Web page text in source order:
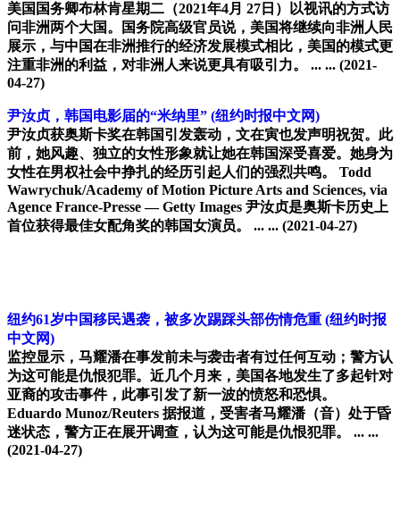
美国国务卿布林肯星期二（2021年4月 27日）以视讯的方式访
问非洲两个大国。国务院高级官员说，美国将继续向非洲人民
展示，与中国在非洲推行的经济发展模式相比，美国的模式更
注重非洲的利益，对非洲人来说更具有吸引力。 ... ... (2021-
04-27)
尹汝贞，韩国电影届的“米纳里” (纽约时报中文网)
尹汝贞获奥斯卡奖在韩国引发轰动，文在寅也发声明祝贺。此
前，她风趣、独立的女性形象就让她在韩国深受喜爱。她身为
女性在男权社会中挣扎的经历引起人们的强烈共鸣。 Todd
Wawrychuk/Academy of Motion Picture Arts and Sciences, via
Agence France-Presse — Getty Images 尹汝贞是奥斯卡历史上
首位获得最佳女配角奖的韩国女演员。 ... ... (2021-04-27)
纽约61岁中国移民遇袭，被多次踢踩头部伤情危重 (纽约时报
中文网)
监控显示，马耀潘在事发前未与袭击者有过任何互动；警方认
为这可能是仇恨犯罪。近几个月来，美国各地发生了多起针对
亚裔的攻击事件，此事引发了新一波的愤怒和恐惧。
Eduardo Munoz/Reuters 据报道，受害者马耀潘（音）处于昏
迷状态，警方正在展开调查，认为这可能是仇恨犯罪。 ... ...
(2021-04-27)